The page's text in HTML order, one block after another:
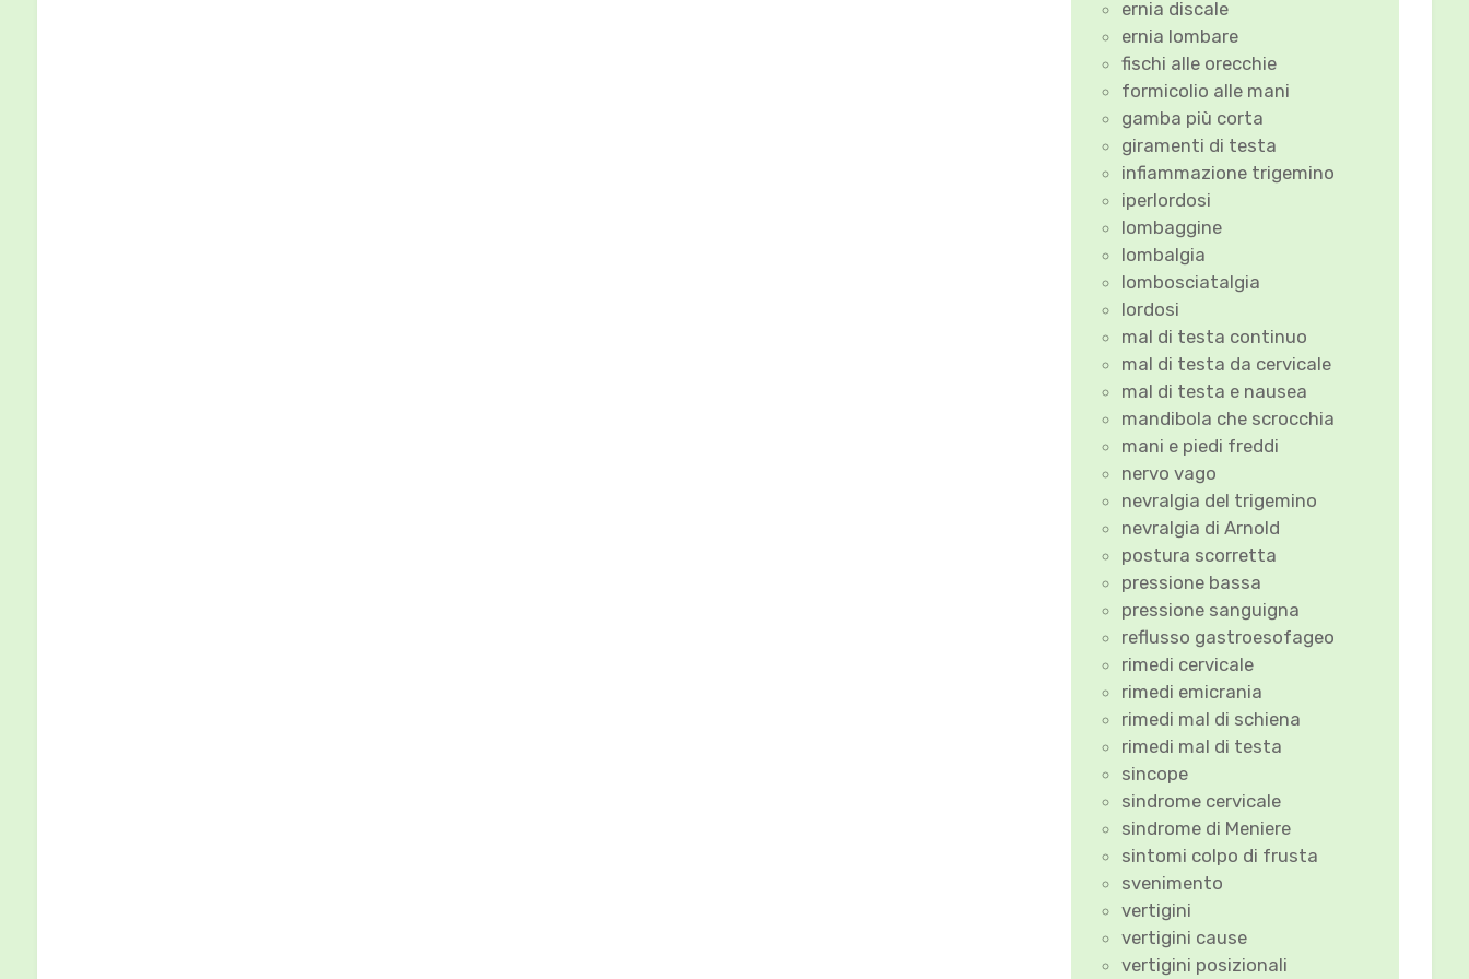
ernia discale
ernia lombare
fischi alle orecchie
formicolio alle mani
gamba più corta
giramenti di testa
infiammazione trigemino
iperlordosi
lombaggine
lombalgia
lombosciatalgia
lordosi
mal di testa continuo
mal di testa da cervicale
mal di testa e nausea
mandibola che scrocchia
mani e piedi freddi
nervo vago
nevralgia del trigemino
nevralgia di Arnold
postura scorretta
pressione bassa
pressione sanguigna
reflusso gastroesofageo
rimedi cervicale
rimedi emicrania
rimedi mal di schiena
rimedi mal di testa
sincope
sindrome cervicale
sindrome di Meniere
sintomi colpo di frusta
svenimento
vertigini
vertigini cause
vertigini posizionali